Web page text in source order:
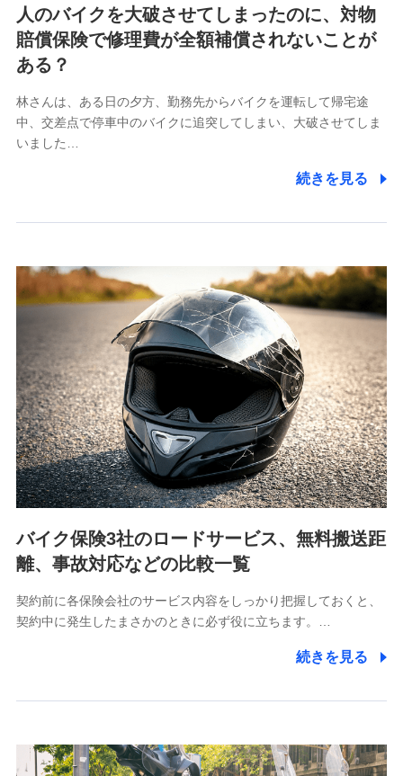
各種お問い合わせに対応するため
当社のサービスに関する情報提供や、皆様に有用なお知らせ
をお送りするため
アンケートの送付のため
当社のサービスや媒体の運営改善に必要なデータを解析し、
分析するため
当社の対応品質向上やお問い合わせ内容の正確な把握のため
個人情報保護管理者の職名、連絡先
〒103-0013 東京都中央区日本橋人形町2-14-10 アー
個人情報の第三者提供について
当社ではご本人の同意がある場合または法令に基づく場
合を除き、第三者に提供いたしません。
業務の委託
当社は利用目的の達成に必要な範囲内において個人情報
の取り扱いの全部または一部を委託する場合がありま
す。
個人データの共同利用
当社は株式会社NTTドコモとの間で、以下のとおり個
【共同して利用される利用データの項目】
取得した、以下の情報などの個人データ
氏名、電話番号、メールアドレス、お客さまの識別子、属
当社又は株式会社NTTドコモが提供する各種サービスなどの
ご契約・ご利用などに関する情報。例として、当社又は株式
人のバイクを大破させてしまったのに、対物
賠償保険で修理費が全額補償されないことが
ある？
林さんは、ある日の夕方、勤務先からバイクを運転して帰宅途
中、交差点で停車中のバイクに追突してしまい、大破させてしま
いました…
続きを見る
バイク保険3社のロードサービス、無料搬送距
離、事故対応などの比較一覧
契約前に各保険会社のサービス内容をしっかり把握しておくと、
契約中に発生したまさかのときに必ず役に立ちます。…
続きを見る